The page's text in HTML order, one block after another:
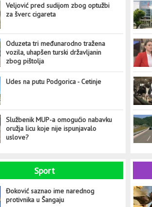
Veljović pred sudijom zbog optužbi
za šverc cigareta
Oduzeta tri međunarodno tražena
vozila, uhapšen turski državljanin
zbog pištolja
Udes na putu Podgorica - Cetinje
Službenik MUP-a omogućio nabavku
oružja licu koje nije ispunjavalo
uslove?
Sport
Đoković saznao ime narednog
protivnika u Šangaju